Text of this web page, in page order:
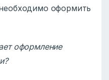
оформить
оформление